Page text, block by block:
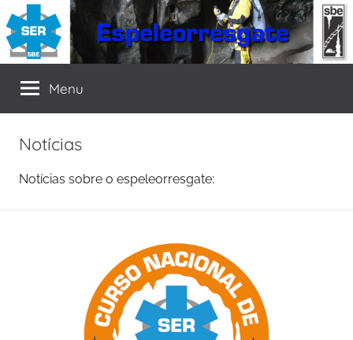
Pular
para
SER
Espeleorresgate
SBE
Menu
Notícias
Notícias sobre o espeleorresgate: